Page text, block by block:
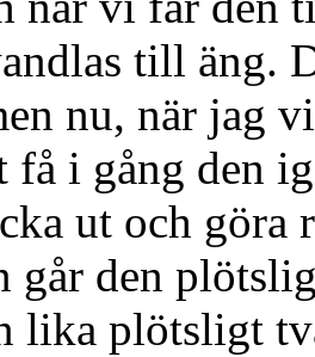
till äng.
nu, när jag
i gång den
ut och göra
går den
lika plötsligt